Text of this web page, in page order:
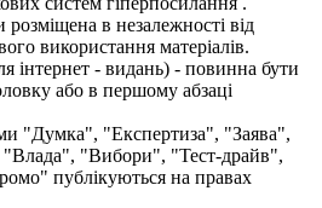
в незалежності від
використання матеріалів.
інтернет - видань) - повинна бути
або в першому абзаці
"Думка", "Експертиза", "Заява",
"Влада", "Вибори", "Тест-драйв",
публікуються на правах